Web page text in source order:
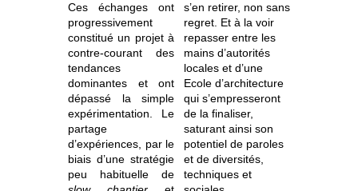
Ces échanges ont
progressivement
constitué un projet à
contre-courant des
tendances
dominantes et ont
dépassé la simple
expérimentation. Le
partage
d’expériences, par le
biais d’une stratégie
peu habituelle de
s’en retirer, non sans
regret. Et à la voir
repasser entre les
mains d’autorités
locales et d’une
Ecole d’architecture
qui s’empresseront
de la finaliser,
saturant ainsi son
potentiel de paroles
et de diversités,
techniques et